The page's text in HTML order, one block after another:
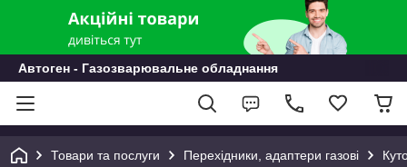
Автоген - Газозварювальне обладнання
Товари та послуги Перехідники, адаптери газові